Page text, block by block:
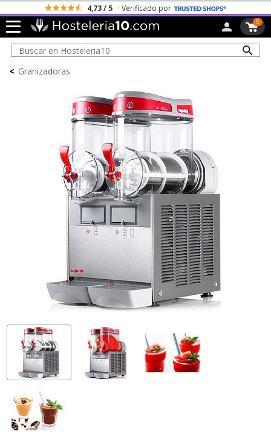
4,73 / 5 · Verificado por
0
< Granizadoras